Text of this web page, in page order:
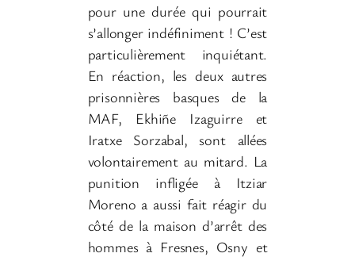
pour une durée qui pourrait
s’allonger indéfiniment ! C’est
particulièrement inquiétant.
En réaction, les deux autres
prisonnières basques de la
MAF, Ekhiñe Izaguirre et
Iratxe Sorzabal, sont allées
volontairement au mitard. La
punition infligée à Itziar
Moreno a aussi fait réagir du
côté de la maison d’arrêt des
hommes à Fresnes, Osny et